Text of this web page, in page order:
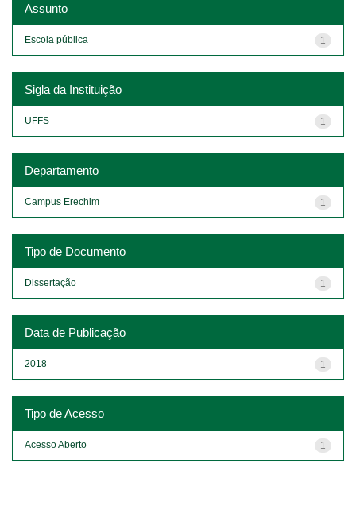
Assunto
1
Escola pública
Sigla da Instituição
1
UFFS
Departamento
1
Campus Erechim
Tipo de Documento
1
Dissertação
Data de Publicação
1
2018
Tipo de Acesso
1
Acesso Aberto